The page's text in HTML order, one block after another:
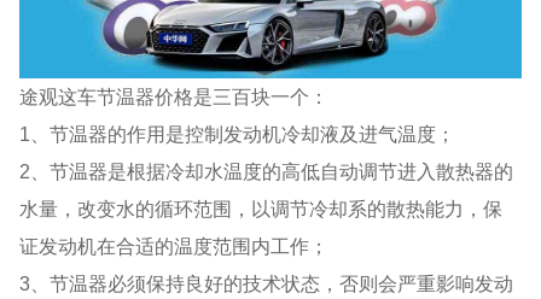
途观这车节温器价格是三百块一个：
1、节温器的作用是控制发动机冷却液及进气温度；
2、节温器是根据冷却水温度的高低自动调节进入散热器的
水量，改变水的循环范围，以调节冷却系的散热能力，保
证发动机在合适的温度范围内工作；
3、节温器必须保持良好的技术状态，否则会严重影响发动